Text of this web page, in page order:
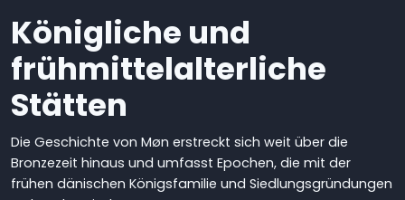
Königliche und
frühmittelalterliche
Stätten
Die Geschichte von Møn erstreckt sich weit über die
Bronzezeit hinaus und umfasst Epochen, die mit der
frühen dänischen Königsfamilie und Siedlungsgründungen